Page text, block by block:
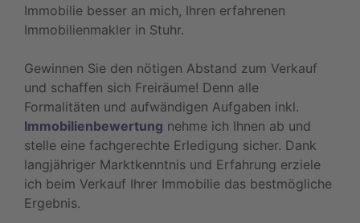
Immobilie besser an mich, Ihren erfahrenen
Immobilienmakler in Stuhr.
Gewinnen Sie den nötigen Abstand zum Verkauf
und schaffen sich Freiräume! Denn alle
Formalitäten und aufwändigen Aufgaben inkl.
Immobilienbewertung nehme ich Ihnen ab und
stelle eine fachgerechte Erledigung sicher. Dank
langjähriger Marktkenntnis und Erfahrung erziele
ich beim Verkauf Ihrer Immobilie das bestmögliche
Ergebnis.